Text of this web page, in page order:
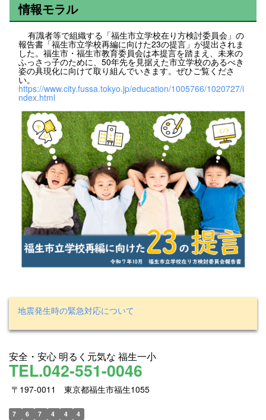
情報モラル
有識者等で組織する「福生市立学校在り方検討委員会」の
報告書「福生市立学校再編に向けた23の提言」が提出されま
した。福生市・福生市教育委員会は本提言を踏まえ、未来の
ふっさっ子のために、50年先を見据えた市立学校のあるべき
姿の具現化に向けて取り組んでいきます。ぜひご覧くださ
い。
https://www.city.fussa.tokyo.jp/education/1005766/1020727/i
ndex.html
地震発生時の緊急対応について
安全・安心 明るく元気な 福生一小
TEL.042-551-0046
〒197-0011 東京都福生市福生1055
7 6 7 4 4 4